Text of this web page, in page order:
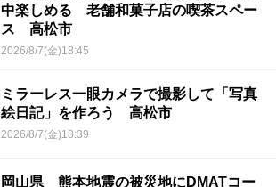
中楽しめる 老舗和菓子店の喫茶スペー
ス 高松市
2026/8/7(金)18:45
ミラーレス一眼カメラで撮影して「写真
絵日記」を作ろう 高松市
2026/8/7(金)18:39
岡山県 熊本地震の被災地にDMATコー